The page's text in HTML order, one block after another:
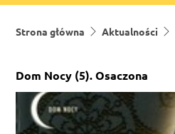
Strona główna Aktualności
Dom Nocy (5). Osaczona